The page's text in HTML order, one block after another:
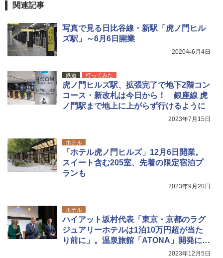
関連記事
写真で見る日比谷線・新駅「虎ノ門ヒル
ズ駅」～6月6日開業
2020年6月4日
鉄道 行ってみた
虎ノ門ヒルズ駅、拡張完了で地下2階コン
コース・新改札は今日から！ 銀座線 虎
ノ門駅まで地上に上がらず行けるように
2023年7月15日
ホテル
「ホテル虎ノ門ヒルズ」12月6日開業。
スイート含む205室、先着の限定宿泊プ
ランも
2023年9月20日
ホテル
ハイアット坂村代表「東京・京都のラグ
ジュアリーホテルは1泊10万円超が当た
り前に」。温泉旅館「ATONA」開発に着
2023年12月5日